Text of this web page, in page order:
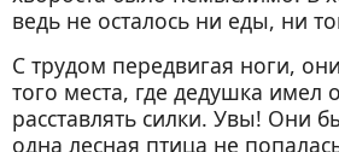
ведь не осталось ни еды, ни
С трудом передвигая ноги,
того места, где дедушка имел
расставлять силки. Увы! Они
одна лесная птица не